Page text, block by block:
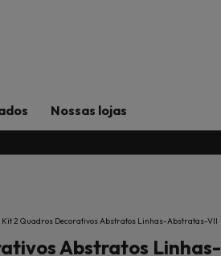
Nossas lojas
Kit 2 Quadros Decorativos Abstratos Linhas-Abstratas-VII
Abstratos Linhas-